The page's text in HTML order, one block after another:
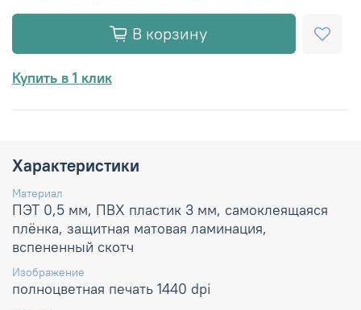
В корзину
Купить в 1 клик
Характеристики
Материал
ПЭТ 0,5 мм, ПВХ пластик 3 мм, самоклеящаяся
плёнка, защитная матовая ламинация,
вспененный скотч
Изображение
полноцветная печать 1440 dpi